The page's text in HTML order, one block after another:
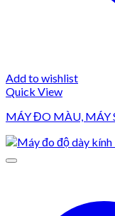
Add to wishlist
Quick View
MÁY ĐO MÀU, MÁY